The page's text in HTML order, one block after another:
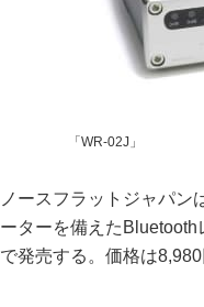
「WR-02J」
ノースフラットジャパン
ーターを備えた
で発売する。価格は